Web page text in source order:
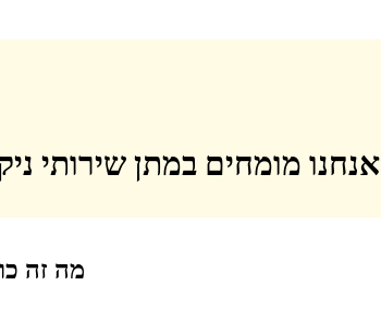
אנחנו מומחים במתן שירותי
מה זה